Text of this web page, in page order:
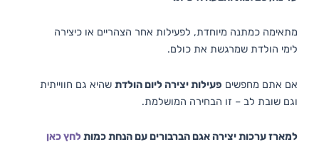
מתאימה כמתנה מיוחדת, לפעילות אחר הצהריים או כיצירה
לימי הולדת שמרגשת את כולם.
אם אתם מחפשים פעילות יצירה ליום הולדת שהיא גם חווייתית
וגם שובת לב – זו הבחירה המושלמת.
למארז ערכות יצירה אגם הברבורים עם הנחת כמותלחץ כאן